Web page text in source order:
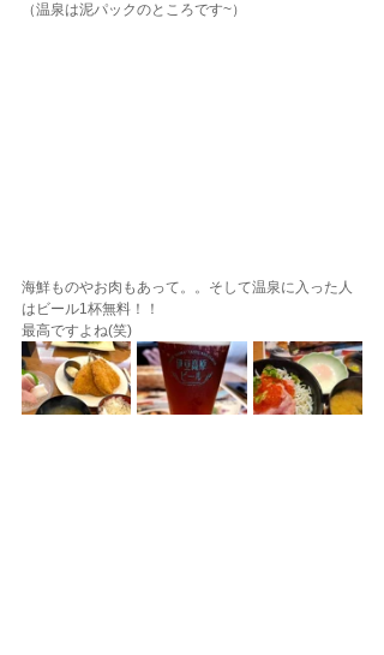
（温泉は泥パックのところです~）
海鮮ものやお肉もあって。。そして温泉に入った人
はビール1杯無料！！
最高ですよね(笑)